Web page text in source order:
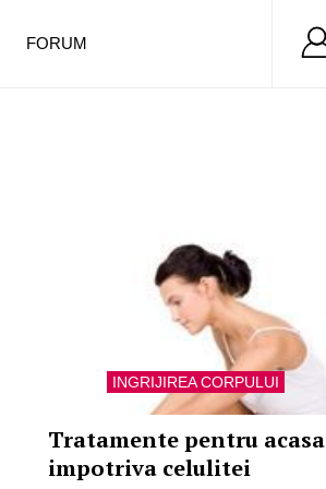
INGRIJIREA CORPULUI
Tratamente pentru acasa
impotriva celulitei
FORUM